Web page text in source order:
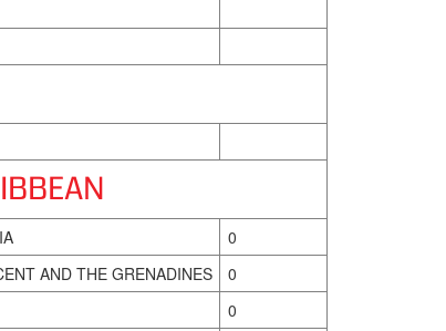
0
AND THE GRENADINES
0
0